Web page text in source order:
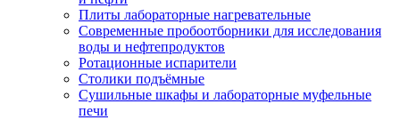
Плиты лабораторные нагревательные
Современные пробоотборники для исследования
воды и нефтепродуктов
Ротационные испарители
Столики подъёмные
Сушильные шкафы и лабораторные муфельные
печи